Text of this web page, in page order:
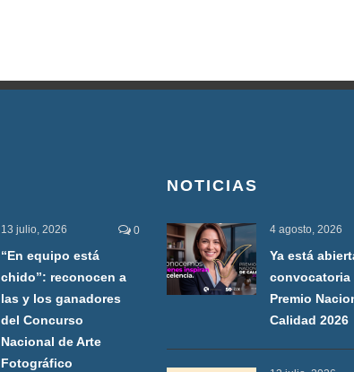
13 julio, 2026 0
“En equipo está
chido”: reconocen a
las y los ganadores
del Concurso
Nacional de Arte
Fotográfico
NOTICIAS
4 agosto, 2026
Ya está
convocatoria
Premio
Calidad 2026